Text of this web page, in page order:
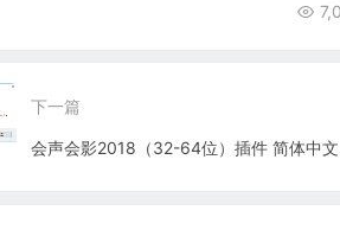
下一篇